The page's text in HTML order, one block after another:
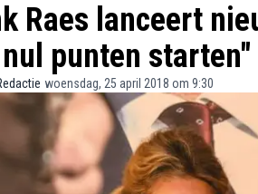
Raes lanceert
punten starten"
woensdag, 25 april 2018 om 9:30